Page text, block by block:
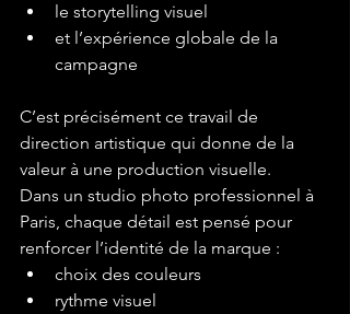
le storytelling visuel
et l’expérience globale de la
campagne
C’est précisément ce travail de
direction artistique qui donne de la
valeur à une production visuelle.
Dans un studio photo professionnel à
Paris, chaque détail est pensé pour
renforcer l’identité de la marque :
choix des couleurs
rythme visuel